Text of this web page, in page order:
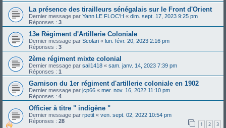
La présence des tirailleurs sénégalais sur le Front d'Orient
Dernier message par Yann LE FLOC'H « dim. sept. 17, 2023 9:25 pm
Réponses : 3
13e Régiment d'Artillerie Coloniale
Dernier message par Scolari « lun. févr. 20, 2023 2:16 pm
Réponses : 3
2ème régiment mixte colonial
Dernier message par sail1418 « sam. janv. 14, 2023 7:39 pm
Réponses : 1
Garnison du 1er régiment d'artillerie coloniale en 1902
Dernier message par jcp66 « mer. nov. 16, 2022 11:10 pm
Réponses : 4
Officier à titre " indigène "
Dernier message par rpetit « ven. sept. 02, 2022 10:54 pm
Réponses : 28 1 2 3